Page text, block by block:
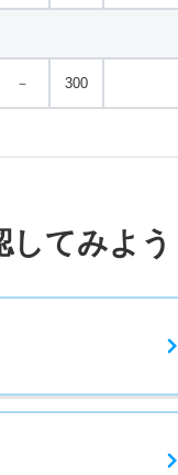
－ 300
してみよう